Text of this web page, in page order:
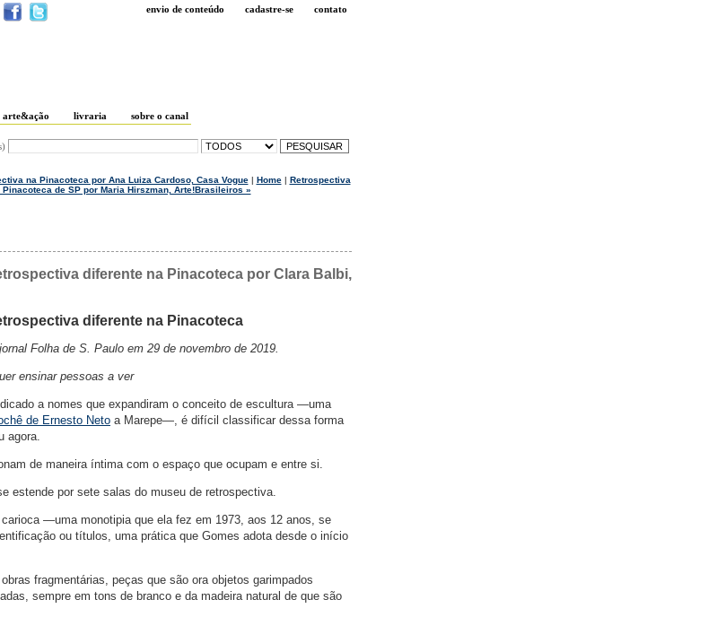
envio de conteúdo cadastre-se contato
arte&ação livraria sobre o canal
na Pinacoteca por Ana Luiza Cardoso, Casa Vogue| Home| Retrospectiva
de SP por Maria Hirszman, Arte!Brasileiros »
diferente na Pinacoteca por Clara Balbi,
diferente na Pinacoteca
Folha de S. Paulo em 29 de novembro de 2019.
ensinar pessoas a ver
a nomes que expandiram o conceito de escultura —uma
de Ernesto Neto a Marepe—, é difícil classificar dessa forma
agora.
de maneira íntima com o espaço que ocupam e entre si.
estende por sete salas do museu de retrospectiva.
—uma monotipia que ela fez em 1973, aos 12 anos, se
ou títulos, uma prática que Gomes adota desde o início
fragmentárias, peças que são ora objetos garimpados
sempre em tons de branco e da madeira natural de que são